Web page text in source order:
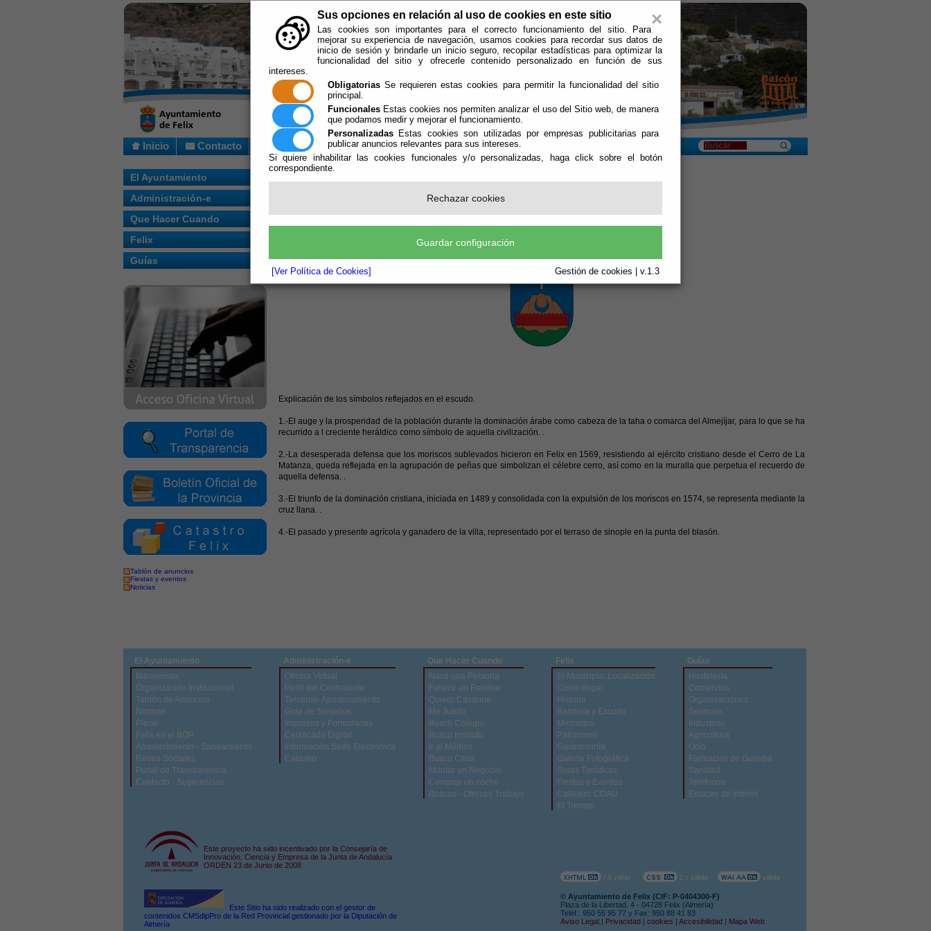
×
Sus opciones en relación al uso de cookies en este sitio
Las cookies son importantes para el correcto funcionamiento del sitio. Para
mejorar su experiencia de navegación, usamos cookies para recordar sus datos de
inicio de sesión y brindarle un inicio seguro, recopilar estadísticas para optimizar la
funcionalidad del sitio y ofrecerle contenido personalizado en función de sus
intereses.
Obligatorias Se requieren estas cookies para permitir la funcionalidad del sitio
principal.
Funcionales Estas cookies nos permiten analizar el uso del Sitio web, de manera
que podamos medir y mejorar el funcionamiento.
Personalizadas Estas cookies son utilizadas por empresas publicitarias para
publicar anuncios relevantes para sus intereses.
Si quiere inhabilitar las cookies funcionales y/o personalizadas, haga click sobre el botón
correspondiente.
Rechazar cookies
Guardar configuración
[Ver Política de Cookies] Gestión de cookies | v.1.3
Inicio Contacto
El Ayuntamiento
Administración-e
Que Hacer Cuando
Felix
Guías
Tablón de anuncios
Fiestas y eventos
Noticias
Usted se encuentra aquí:
Explicación de los símbolos reflejados en el escudo.
1.-El auge y la prosperidad de la población durante la dominación árabe como cabeza de la taha o comarca del Almejíjar, para lo que se ha
recurrido a l creciente heráldico como símbolo de aquella civilización. .
2.-La desesperada defensa que los moriscos sublevados hicieron en Felix en 1569, resistiendo al ejército cristiano desde el Cerro de La
Matanza, queda reflejada en la agrupación de peñas que simbolizan el célebre cerro, así como en la muralla que perpetua el recuerdo de
aquella defensa. .
3.-El triunfo de la dominación cristiana, iniciada en 1489 y consolidada con la expulsión de los moriscos en 1574, se representa mediante la
cruz llana. .
4.-El pasado y presente agrícola y ganadero de la villa, representado por el terraso de sinople en la punta del blasón.
El Ayuntamiento
Bienvenida
Organización Institucional
Tablón de Anuncios
Normas
Pleno
Felix en el BOP
Abastecimiento - Saneamiento
Redes Sociales
Portal de Transparencia
Contacto - Sugerencias
Administración-e
Oficina Virtual
Perfil del Contratante
Terceros- Apoderamiento
Guía de Servicios
Impresos y Formularios
Certificado Digital
Información Sede Electrónica
Catastro
Que Hacer Cuando
Nace una Persona
Fallece un Familiar
Quiero Casarme
Me Jubilo
Busco Colegio
Busco Instituto
Ir al Médico
Busco Casa
Montar un Negocio
Comprar un coche
Buscas - Ofreces Trabajo
Felix
El Municipio. Localización
Como llegar
Historia
Bandera y Escudo
Mercados
Patrimonio
Gastronomía
Galería Fotográfica
Rutas Turísticas
Fiestas y Eventos
Callejero CDAU
El Tiempo
Guías
Hostelería
Comercios
Organizaciones
Servicios
Industrias
Agricultura
Ocio
Farmacias de Guardia
Sanidad
Teléfonos
Enlaces de Interés
Este proyecto ha sido incentivado por la Consejaría de
Innovación, Ciencia y Empresa de la Junta de Andalucía
ORDEN 23 de Junio de 2008
Este Sitio ha sido realizado con el gestor de
contenidos CMSdipPro de la Red Provincial gestionado por la Diputación de
Almería
© Ayuntamiento de Felix (CIF: P-0404300-F)
Plaza de la Libertad, 4 - 04728 Felix (Almería)
Teléf.: 950 55 95 77 y Fax: 950 88 41 83
Aviso Legal | Privacidad | cookies | Accesibilidad | Mapa Web